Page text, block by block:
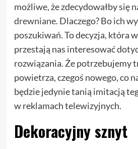
możliwe, że zdecydowałby się
drewniane. Dlaczego? Bo ich
poszukiwań. To decyzja, która
przestają nas interesować
rozwiązania. Że potrzebujemy
powietrza, czegoś nowego, co
będzie jedynie tanią imitacją
w reklamach telewizyjnych.
Dekoracyjny sznyt